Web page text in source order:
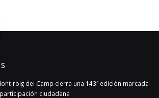
roig del Camp cierra una 143ª edición marcada
ciudadana